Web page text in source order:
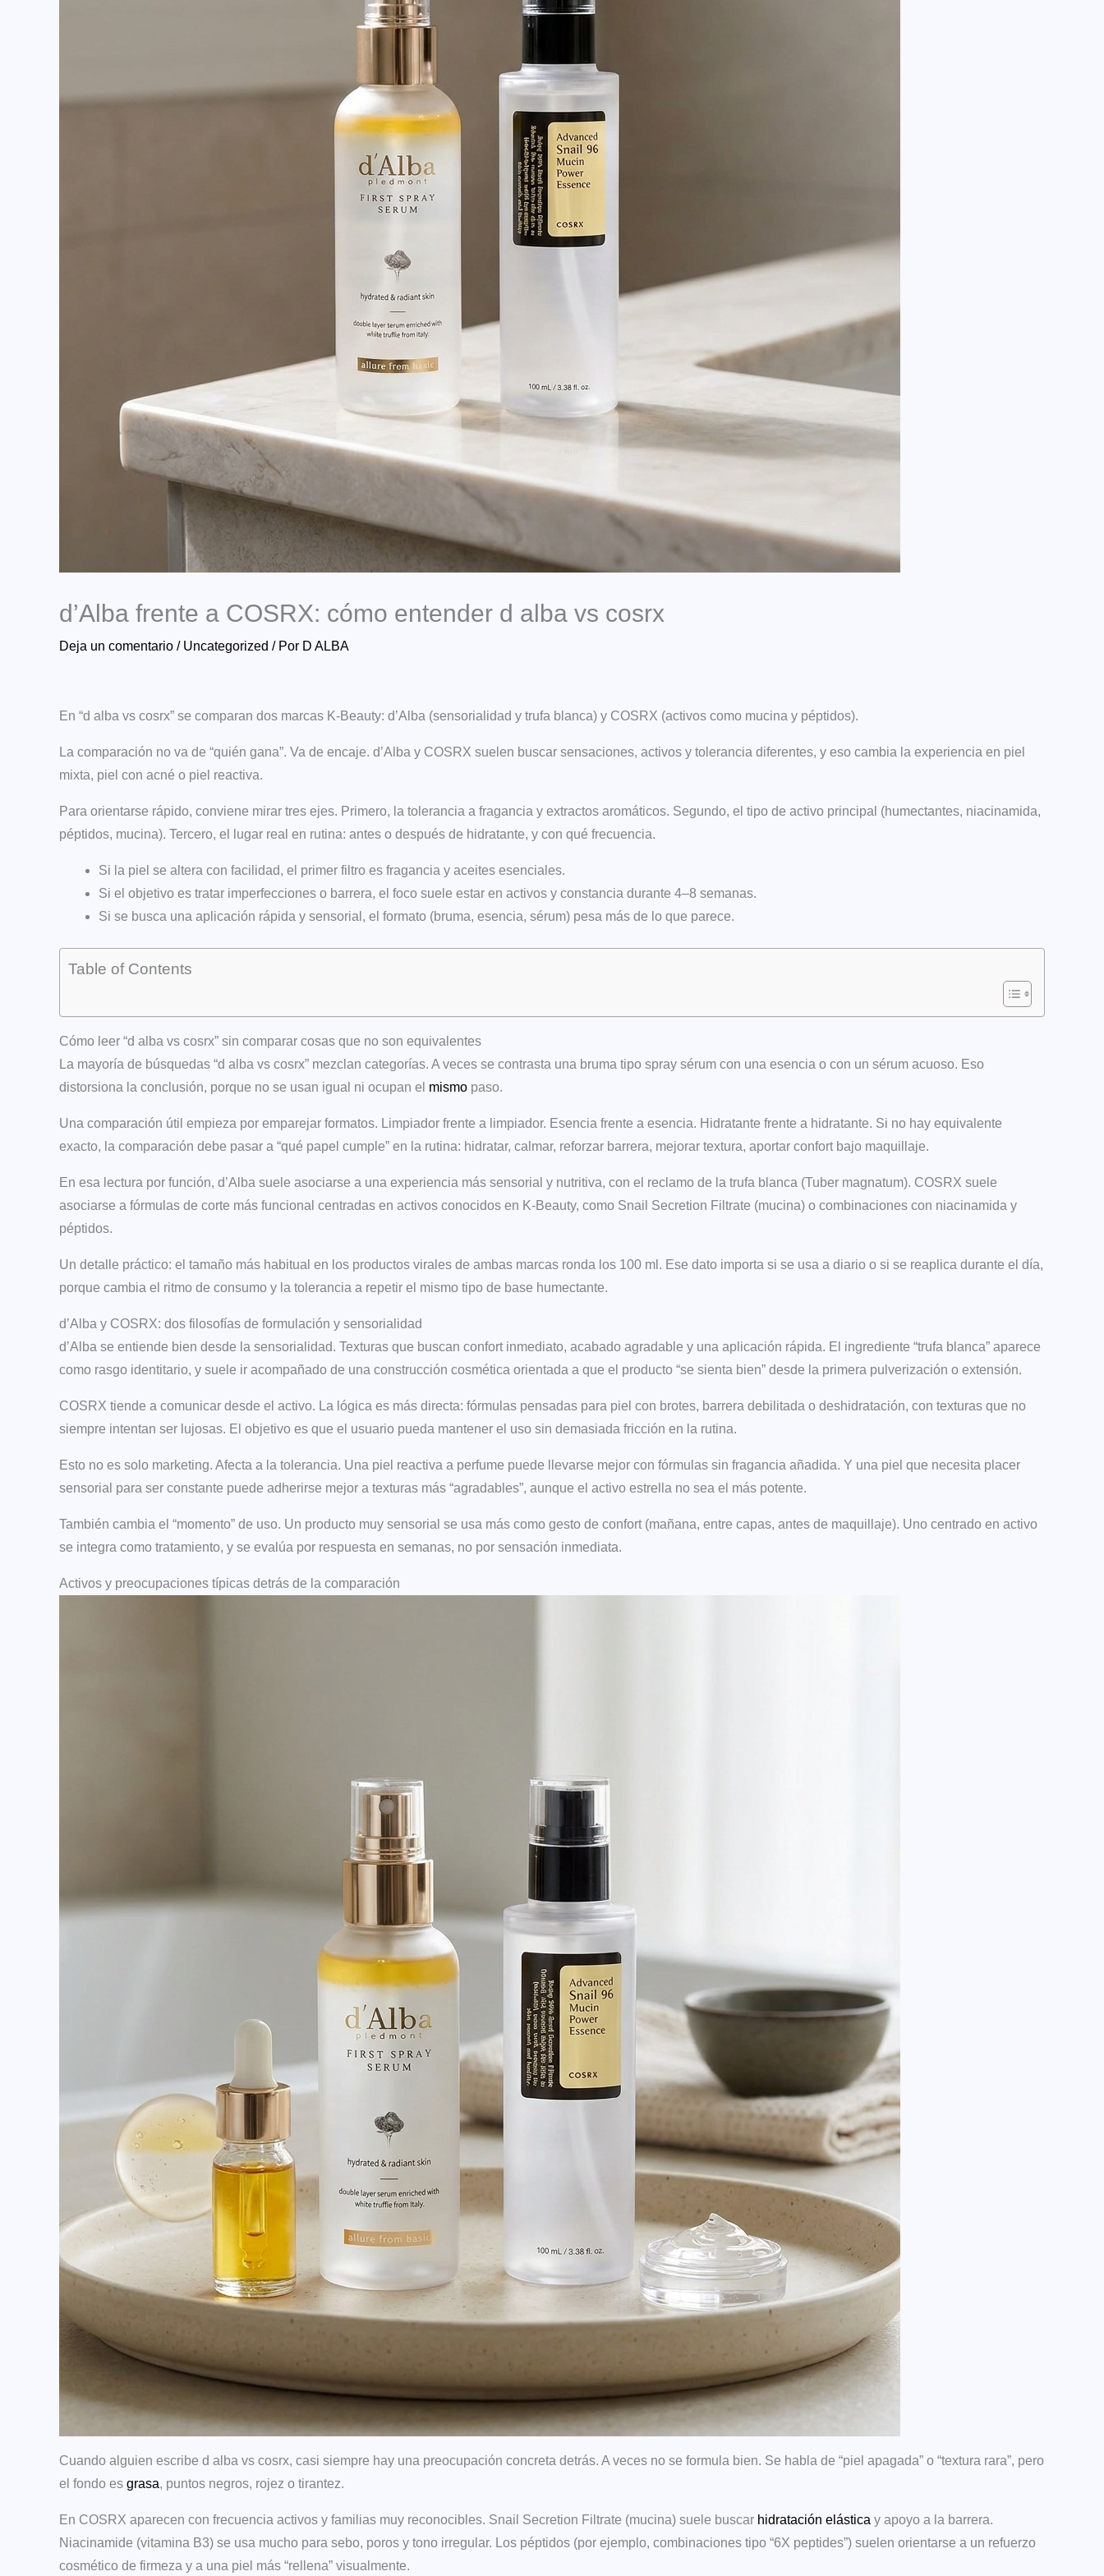
d’Alba frente a COSRX: cómo entender d alba vs cosrx
Deja un comentario / Uncategorized / Por D ALBA
En “d alba vs cosrx” se comparan dos marcas K-Beauty: d’Alba (sensorialidad y trufa blanca) y COSRX (activos como mucina y péptidos).
La comparación no va de “quién gana”. Va de encaje. d’Alba y COSRX suelen buscar sensaciones, activos y tolerancia diferentes, y eso cambia la experiencia en piel
mixta, piel con acné o piel reactiva.
Para orientarse rápido, conviene mirar tres ejes. Primero, la tolerancia a fragancia y extractos aromáticos. Segundo, el tipo de activo principal (humectantes, niacinamida,
péptidos, mucina). Tercero, el lugar real en rutina: antes o después de hidratante, y con qué frecuencia.
Si la piel se altera con facilidad, el primer filtro es fragancia y aceites esenciales.
Si el objetivo es tratar imperfecciones o barrera, el foco suele estar en activos y constancia durante 4–8 semanas.
Si se busca una aplicación rápida y sensorial, el formato (bruma, esencia, sérum) pesa más de lo que parece.
Table of Contents
Cómo leer “d alba vs cosrx” sin comparar cosas que no son equivalentes
La mayoría de búsquedas “d alba vs cosrx” mezclan categorías. A veces se contrasta una bruma tipo spray sérum con una esencia o con un sérum acuoso. Eso
distorsiona la conclusión, porque no se usan igual ni ocupan el mismo paso.
Una comparación útil empieza por emparejar formatos. Limpiador frente a limpiador. Esencia frente a esencia. Hidratante frente a hidratante. Si no hay equivalente
exacto, la comparación debe pasar a “qué papel cumple” en la rutina: hidratar, calmar, reforzar barrera, mejorar textura, aportar confort bajo maquillaje.
En esa lectura por función, d’Alba suele asociarse a una experiencia más sensorial y nutritiva, con el reclamo de la trufa blanca (Tuber magnatum). COSRX suele
asociarse a fórmulas de corte más funcional centradas en activos conocidos en K-Beauty, como Snail Secretion Filtrate (mucina) o combinaciones con niacinamida y
péptidos.
Un detalle práctico: el tamaño más habitual en los productos virales de ambas marcas ronda los 100 ml. Ese dato importa si se usa a diario o si se reaplica durante el día,
porque cambia el ritmo de consumo y la tolerancia a repetir el mismo tipo de base humectante.
d’Alba y COSRX: dos filosofías de formulación y sensorialidad
d’Alba se entiende bien desde la sensorialidad. Texturas que buscan confort inmediato, acabado agradable y una aplicación rápida. El ingrediente “trufa blanca” aparece
como rasgo identitario, y suele ir acompañado de una construcción cosmética orientada a que el producto “se sienta bien” desde la primera pulverización o extensión.
COSRX tiende a comunicar desde el activo. La lógica es más directa: fórmulas pensadas para piel con brotes, barrera debilitada o deshidratación, con texturas que no
siempre intentan ser lujosas. El objetivo es que el usuario pueda mantener el uso sin demasiada fricción en la rutina.
Esto no es solo marketing. Afecta a la tolerancia. Una piel reactiva a perfume puede llevarse mejor con fórmulas sin fragancia añadida. Y una piel que necesita placer
sensorial para ser constante puede adherirse mejor a texturas más “agradables”, aunque el activo estrella no sea el más potente.
También cambia el “momento” de uso. Un producto muy sensorial se usa más como gesto de confort (mañana, entre capas, antes de maquillaje). Uno centrado en activo
se integra como tratamiento, y se evalúa por respuesta en semanas, no por sensación inmediata.
Activos y preocupaciones típicas detrás de la comparación
Cuando alguien escribe d alba vs cosrx, casi siempre hay una preocupación concreta detrás. A veces no se formula bien. Se habla de “piel apagada” o “textura rara”, pero
el fondo es grasa, puntos negros, rojez o tirantez.
En COSRX aparecen con frecuencia activos y familias muy reconocibles. Snail Secretion Filtrate (mucina) suele buscar hidratación elástica y apoyo a la barrera.
Niacinamide (vitamina B3) se usa mucho para sebo, poros y tono irregular. Los péptidos (por ejemplo, combinaciones tipo “6X peptides”) suelen orientarse a un refuerzo
cosmético de firmeza y a una piel más “rellena” visualmente.